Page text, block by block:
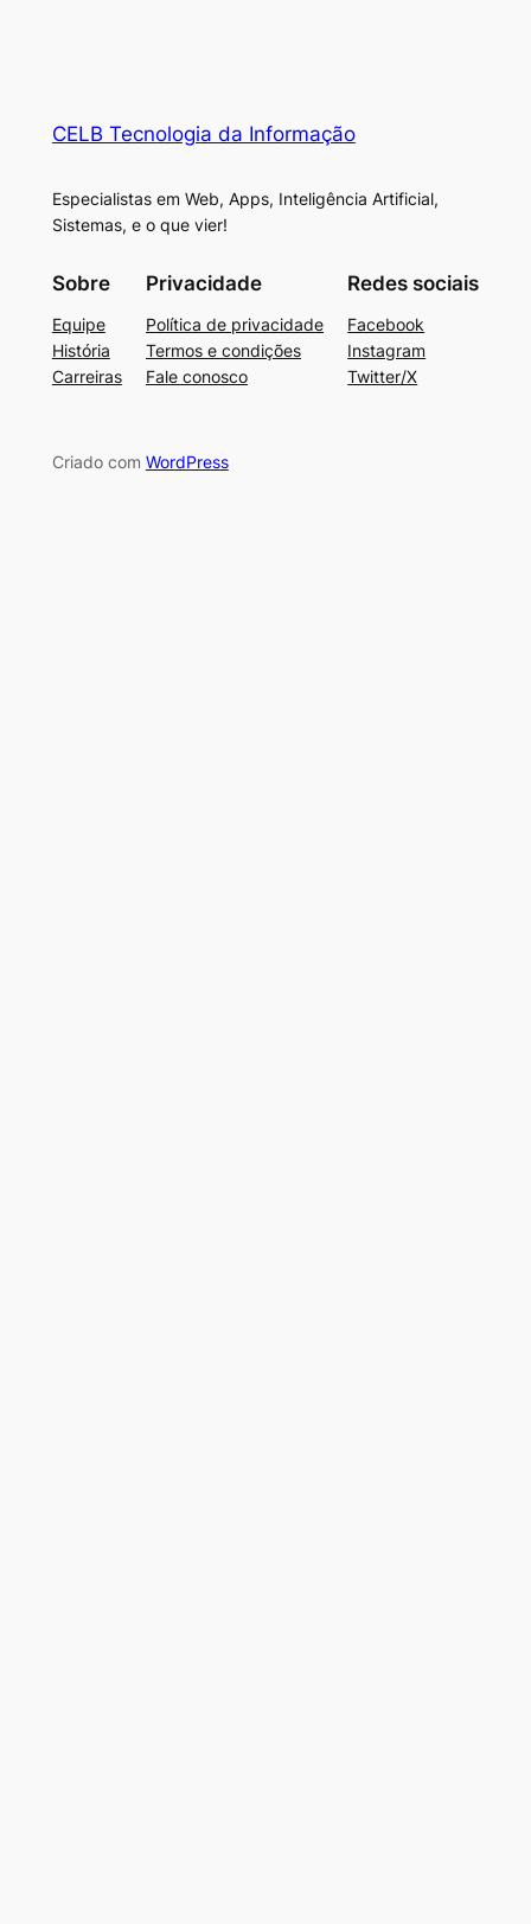
CELB Tecnologia da Informação
Especialistas em Web, Apps, Inteligência Artificial,
Sistemas, e o que vier!
Sobre
Equipe
História
Carreiras
Privacidade
Política de privacidade
Termos e condições
Fale conosco
Redes sociais
Facebook
Instagram
Twitter/X
Criado com WordPress